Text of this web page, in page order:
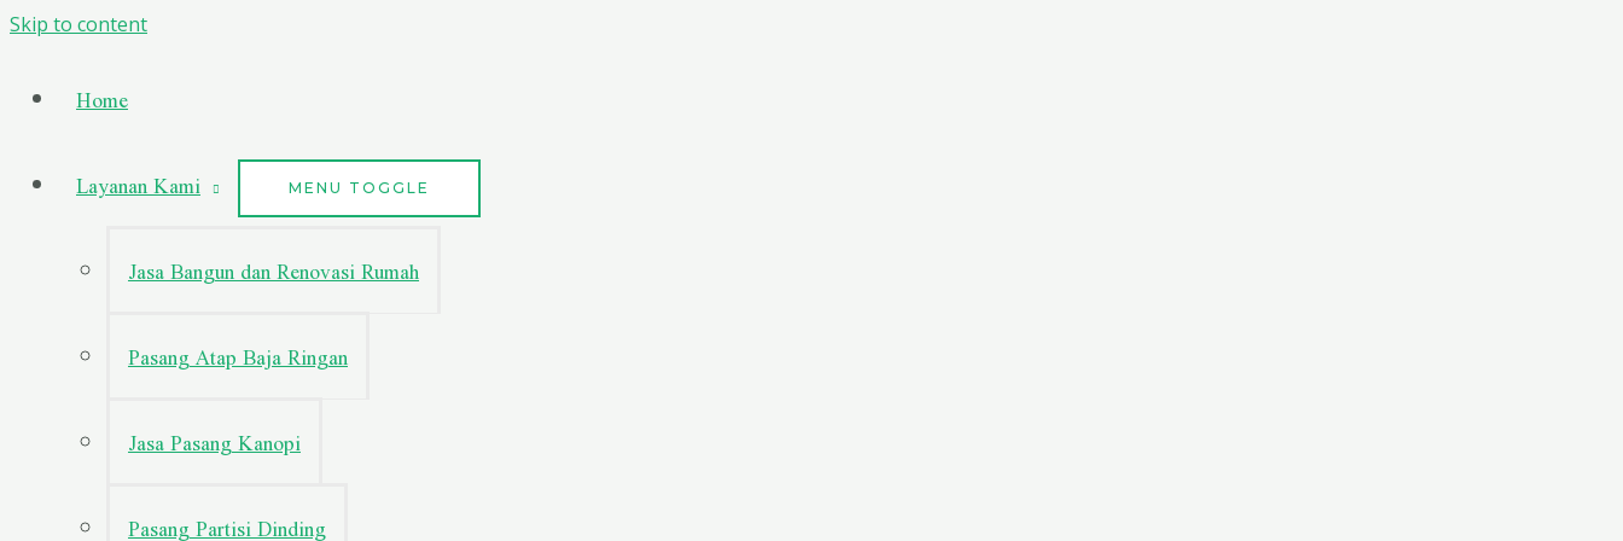
Skip to content
Home
Layanan Kami
MENU TOGGLE
Jasa Bangun dan Renovasi Rumah
Pasang Atap Baja Ringan
Jasa Pasang Kanopi
Pasang Partisi Dinding